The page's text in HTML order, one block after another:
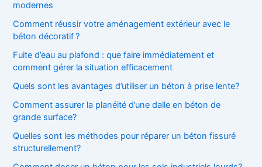
h
r
:
modernes
Comment réussir votre aménagement extérieur avec le
béton décoratif ?
Fuite d’eau au plafond : que faire immédiatement et
comment gérer la situation efficacement
Quels sont les avantages d’utiliser un béton à prise lente?
Comment assurer la planéité d’une dalle en béton de
grande surface?
Quelles sont les méthodes pour réparer un béton fissuré
structurellement?